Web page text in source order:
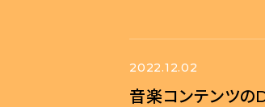
2022.12.02
音楽コンテンツの